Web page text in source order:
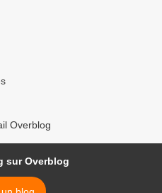
Overblog
sur Overblog